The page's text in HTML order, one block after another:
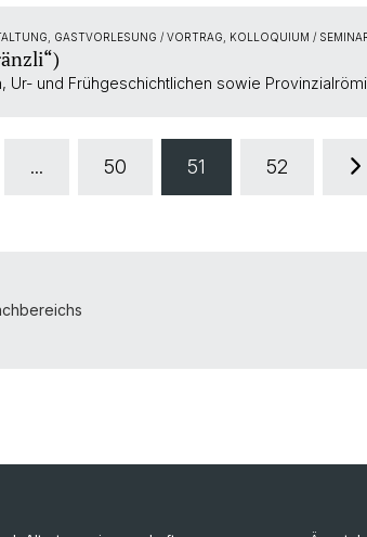
GASTVORLESUNG / VORTRAG, KOLLOQUIUM /
und Frühgeschichtlichen sowie
... 50 51 52